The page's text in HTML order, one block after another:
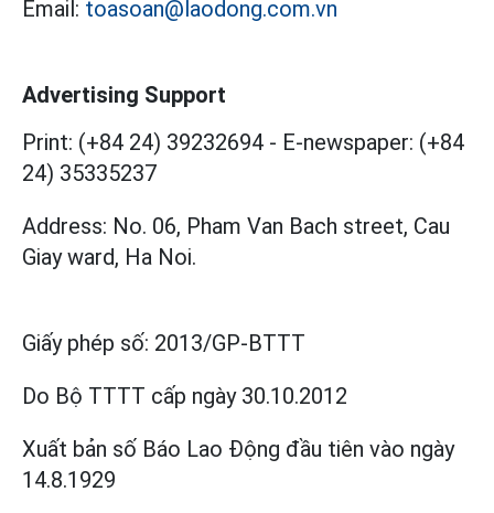
Email: toasoan@laodong.com.vn
Advertising Support
Print: (+84 24) 39232694 - E-newspaper: (+84
24) 35335237
Address: No. 06, Pham Van Bach street, Cau
Giay ward, Ha Noi.
Giấy phép số: 2013/GP-BTTT
Do Bộ TTTT cấp ngày 30.10.2012
Xuất bản số Báo Lao Động đầu tiên vào ngày
14.8.1929